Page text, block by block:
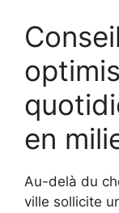
en
Au-delà du
ville sollicite